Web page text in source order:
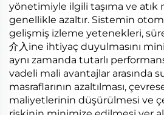
yönetimiyle ilgili taşıma ve atık
genellikle azaltır. Sistemin
gelişmiş izleme yetenekleri,
介入ine ihtiyaç duyulmasını
aynı zamanda tutarlı
vadeli mali avantajlar arasında
masraflarının azaltılması,
maliyetlerinin düşürülmesi ve